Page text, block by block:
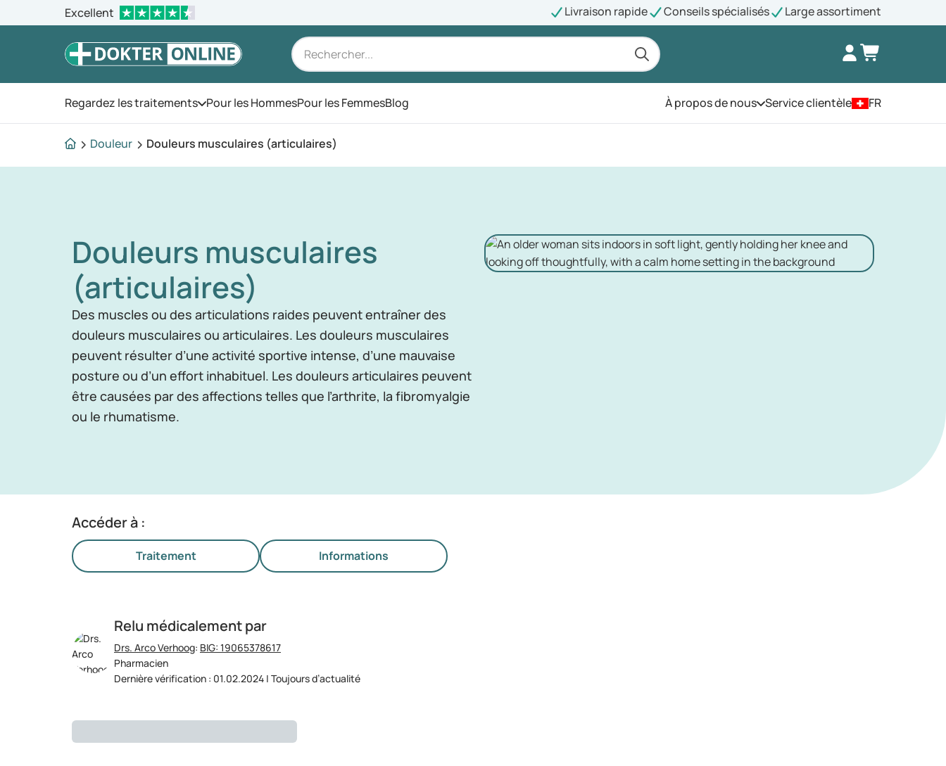
Excellent Livraison rapide Conseils spécialisés Large assortiment
Regardez les traitementsOuvrez le menu
Pour les HommesPour les FemmesBlog À propos de nousOuvrez le menu
Service clientèle FR
Douleur Douleurs musculaires (articulaires)
Douleurs musculaires
(articulaires)
Des muscles ou des articulations raides peuvent entraîner des
douleurs musculaires ou articulaires. Les douleurs musculaires
peuvent résulter d’une activité sportive intense, d’une mauvaise
posture ou d’un effort inhabituel. Les douleurs articulaires peuvent
être causées par des affections telles que l’arthrite, la fibromyalgie
ou le rhumatisme.
Accéder à :
Traitement Informations
Relu médicalement par
Drs. Arco Verhoog: BIG: 19065378617
Pharmacien
Dernière vérification : 01.02.2024 | Toujours d’actualité